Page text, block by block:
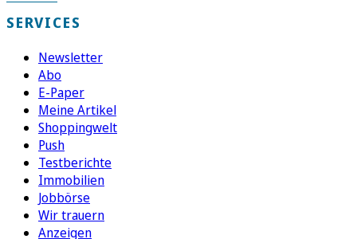
SERVICES
Newsletter
Abo
E-Paper
Meine Artikel
Shoppingwelt
Push
Testberichte
Immobilien
Jobbörse
Wir trauern
Anzeigen